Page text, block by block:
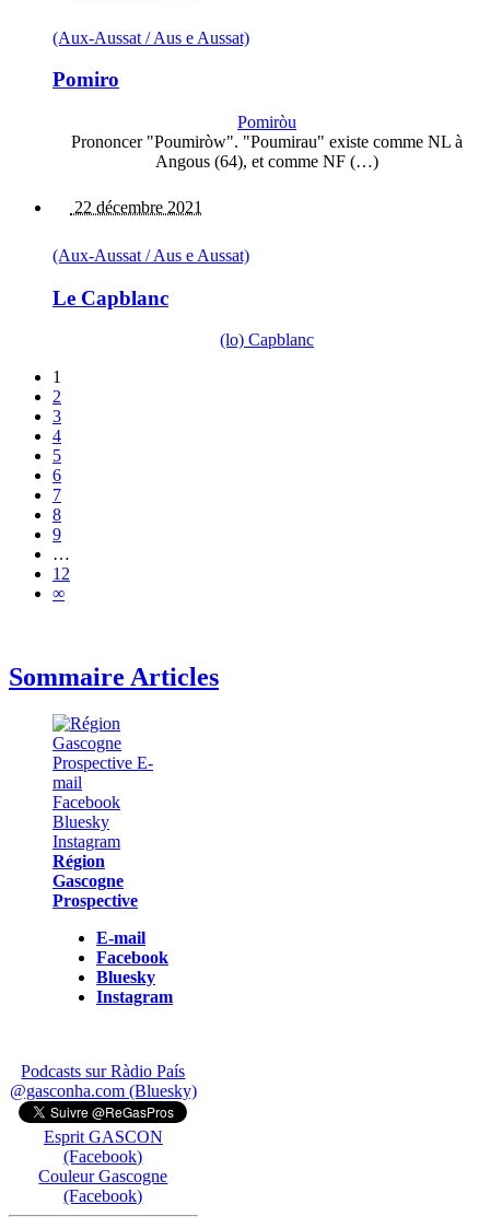
(Aux-Aussat / Aus e Aussat)
Pomiro
Pomiròu
Prononcer "Poumiròw". "Poumirau" existe comme NL à
Angous (64), et comme NF (…)
22 décembre 2021
(Aux-Aussat / Aus e Aussat)
Le Capblanc
(lo) Capblanc
1
2
3
4
5
6
7
8
9
…
12
∞
Sommaire Articles
Région
Gascogne
Prospective
E-mail
Facebook
Bluesky
Instagram
Podcasts sur Ràdio País
@gasconha.com (Bluesky)
Esprit GASCON
(Facebook)
Couleur Gascogne
(Facebook)